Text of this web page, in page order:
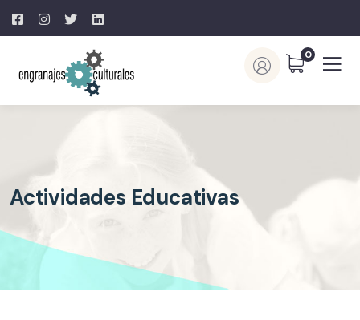
0
Actividades Educativas